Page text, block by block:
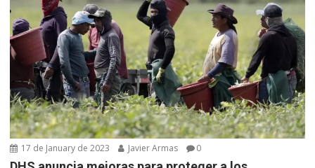
17 de January de 2023 Javier Armas 0